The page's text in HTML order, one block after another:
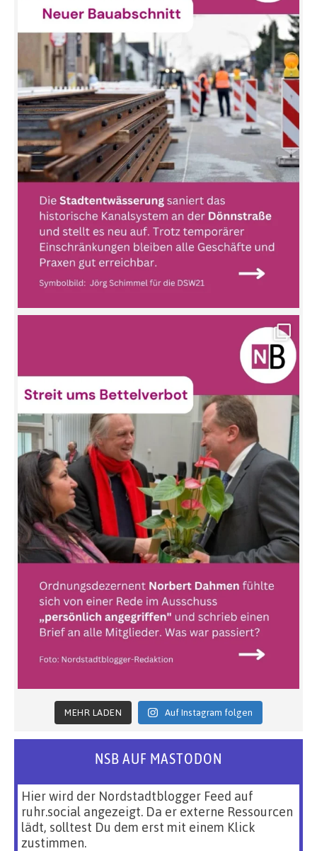
MEHR LADEN Auf Instagram folgen
NSB AUF MASTODON
Hier wird der Nordstadtblogger Feed auf
ruhr.social angezeigt. Da er externe Ressourcen
lädt, solltest Du dem erst mit einem Klick
zustimmen.